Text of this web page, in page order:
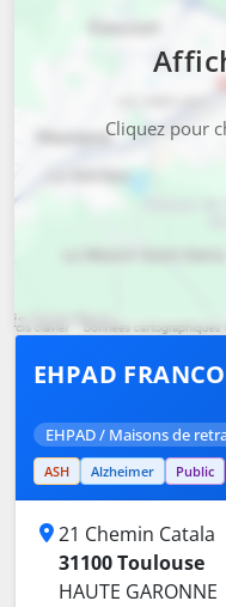
Cliquez pour
EHPAD
EHPAD / Maisons de
ASH Alzheimer Public
21 Chemin Catala
31100 Toulouse
HAUTE GARONNE